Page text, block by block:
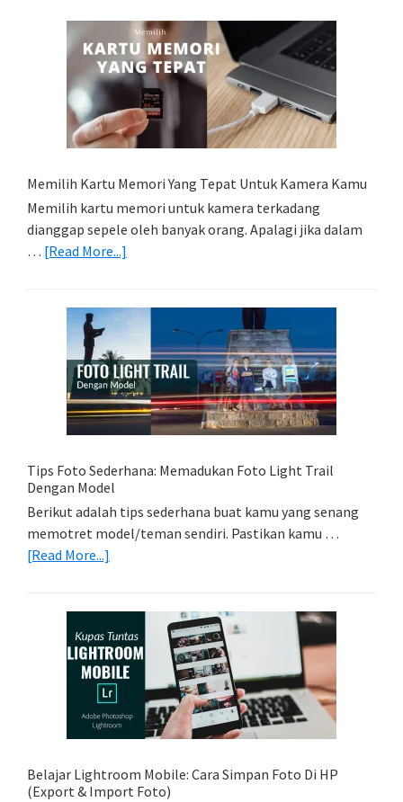
Memilih Kartu Memori Yang Tepat Untuk Kamera Kamu
Memilih kartu memori untuk kamera terkadang
dianggap sepele oleh banyak orang. Apalagi jika dalam
… [Read More...]
Memori
Tepat
Untuk
Kamera
Kamu
Tips Foto Sederhana: Memadukan Foto Light Trail
Dengan Model
Berikut adalah tips sederhana buat kamu yang senang
memotret model/teman sendiri. Pastikan kamu …
[Read More...]
Sederhana:
Memadukan
Foto
Light
Trail
Dengan
Belajar Lightroom Mobile: Cara Simpan Foto Di HP
(Export & Import Foto)